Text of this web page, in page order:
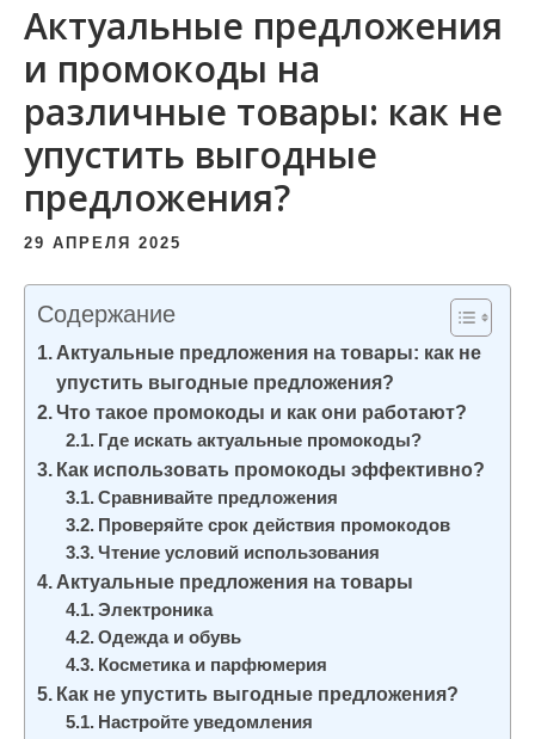
Актуальные предложения
и промокоды на
различные товары: как не
упустить выгодные
предложения?
29 АПРЕЛЯ 2025
Содержание
Актуальные предложения на товары: как не
упустить выгодные предложения?
Что такое промокоды и как они работают?
Где искать актуальные промокоды?
Как использовать промокоды эффективно?
Сравнивайте предложения
Проверяйте срок действия промокодов
Чтение условий использования
Актуальные предложения на товары
Электроника
Одежда и обувь
Косметика и парфюмерия
Как не упустить выгодные предложения?
Настройте уведомления